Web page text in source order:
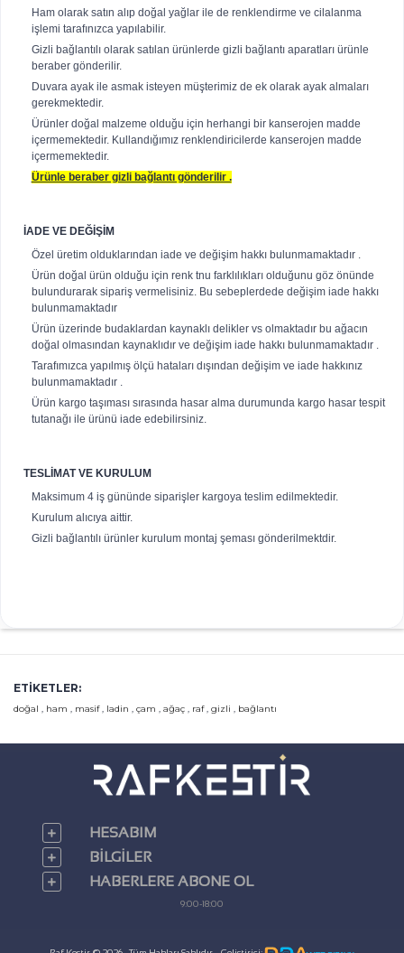
Ham olarak satın alıp doğal yağlar ile de renklendirme ve cilalanma
işlemi tarafınızca yapılabilir.
Gizli bağlantılı olarak satılan ürünlerde gizli bağlantı aparatları ürünle
beraber gönderilir.
Duvara ayak ile asmak isteyen müşterimiz de ek olarak ayak almaları
gerekmektedir.
Ürünler doğal malzeme olduğu için herhangi bir kanserojen madde
içermemektedir. Kullandığımız renklendiricilerde kanserojen madde
içermemektedir.
Ürünle beraber gizli bağlantı gönderilir .
İADE VE DEĞİŞİM
Özel üretim olduklarından iade ve değişim hakkı bulunmamaktadır .
Ürün doğal ürün olduğu için renk tnu farklılıkları olduğunu göz önünde
bulundurarak sipariş vermelisiniz. Bu sebeplerdede değişim iade hakkı
bulunmamaktadır
Ürün üzerinde budaklardan kaynaklı delikler vs olmaktadır bu ağacın
doğal olmasından kaynaklıdır ve değişim iade hakkı bulunmamaktadır .
Tarafımızca yapılmış ölçü hataları dışından değişim ve iade hakkınız
bulunmamaktadır .
Ürün kargo taşıması sırasında hasar alma durumunda kargo hasar tespit
tutanağı ile ürünü iade edebilirsiniz.
TESLİMAT VE KURULUM
Maksimum 4 iş gününde siparişler kargoya teslim edilmektedir.
Kurulum alıcıya aittir.
Gizli bağlantılı ürünler kurulum montaj şeması gönderilmektdir.
ETIKETLER:
doğal , ham , masif, ladin , çam , ağaç , raf, gizli , bağlantı
HESABIM
BILGILER
HABERLERE ABONE OL
9:00-18:00